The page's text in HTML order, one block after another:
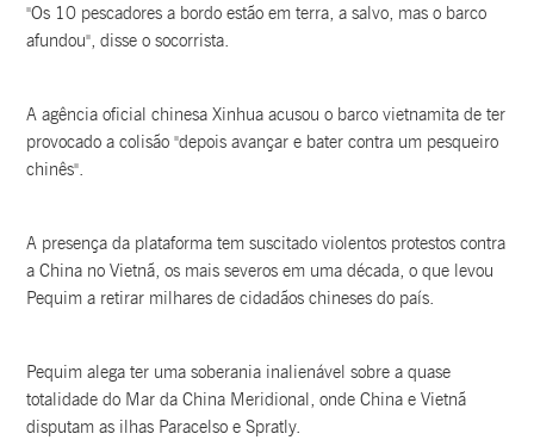
"Os 10 pescadores a bordo estão em terra, a salvo, mas o barco
afundou", disse o socorrista.
A agência oficial chinesa Xinhua acusou o barco vietnamita de ter
provocado a colisão "depois avançar e bater contra um pesqueiro
chinês".
A presença da plataforma tem suscitado violentos protestos contra
a China no Vietnã, os mais severos em uma década, o que levou
Pequim a retirar milhares de cidadãos chineses do país.
Pequim alega ter uma soberania inalienável sobre a quase
totalidade do Mar da China Meridional, onde China e Vietnã
disputam as ilhas Paracelso e Spratly.